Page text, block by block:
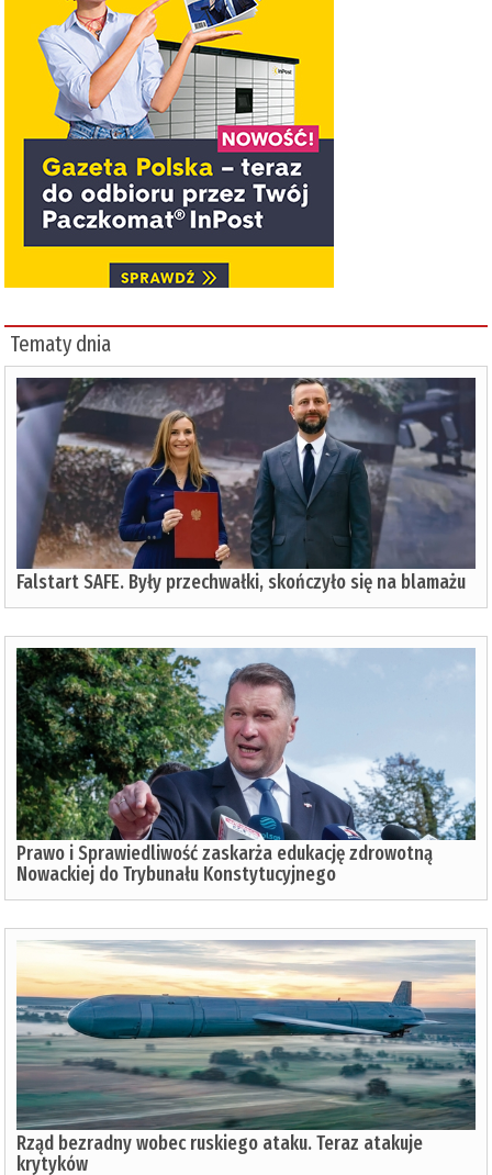
Tematy dnia
Falstart SAFE. Były przechwałki, skończyło się na blamażu
Prawo i Sprawiedliwość zaskarża edukację zdrowotną
Nowackiej do Trybunału Konstytucyjnego
Rząd bezradny wobec ruskiego ataku. Teraz atakuje
krytyków